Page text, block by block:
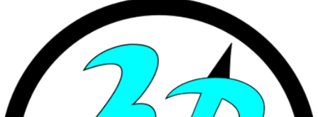
し
て
め
で
と
う